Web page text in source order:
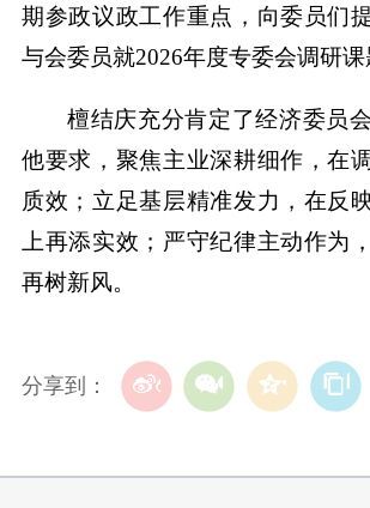
期参政议政工作重点，向委员们
与会委员就2026年度专委会调研课
檀结庆充分肯定了经济委员会
他要求，聚焦主业深耕细作，在
质效；立足基层精准发力，在反
上再添实效；严守纪律主动作为
再树新风。
分享到：